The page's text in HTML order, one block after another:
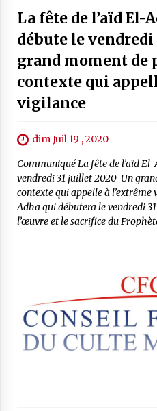
La fête de l’aïd El-
débute le
grand moment de
contexte qui
vigilance
dim Juil 19 , 2020
Communiqué La fête de l’aïd
vendredi 31 juillet 2020 Un
contexte qui appelle à
Adha qui débutera le vendredi
l’œuvre et le sacrifice du